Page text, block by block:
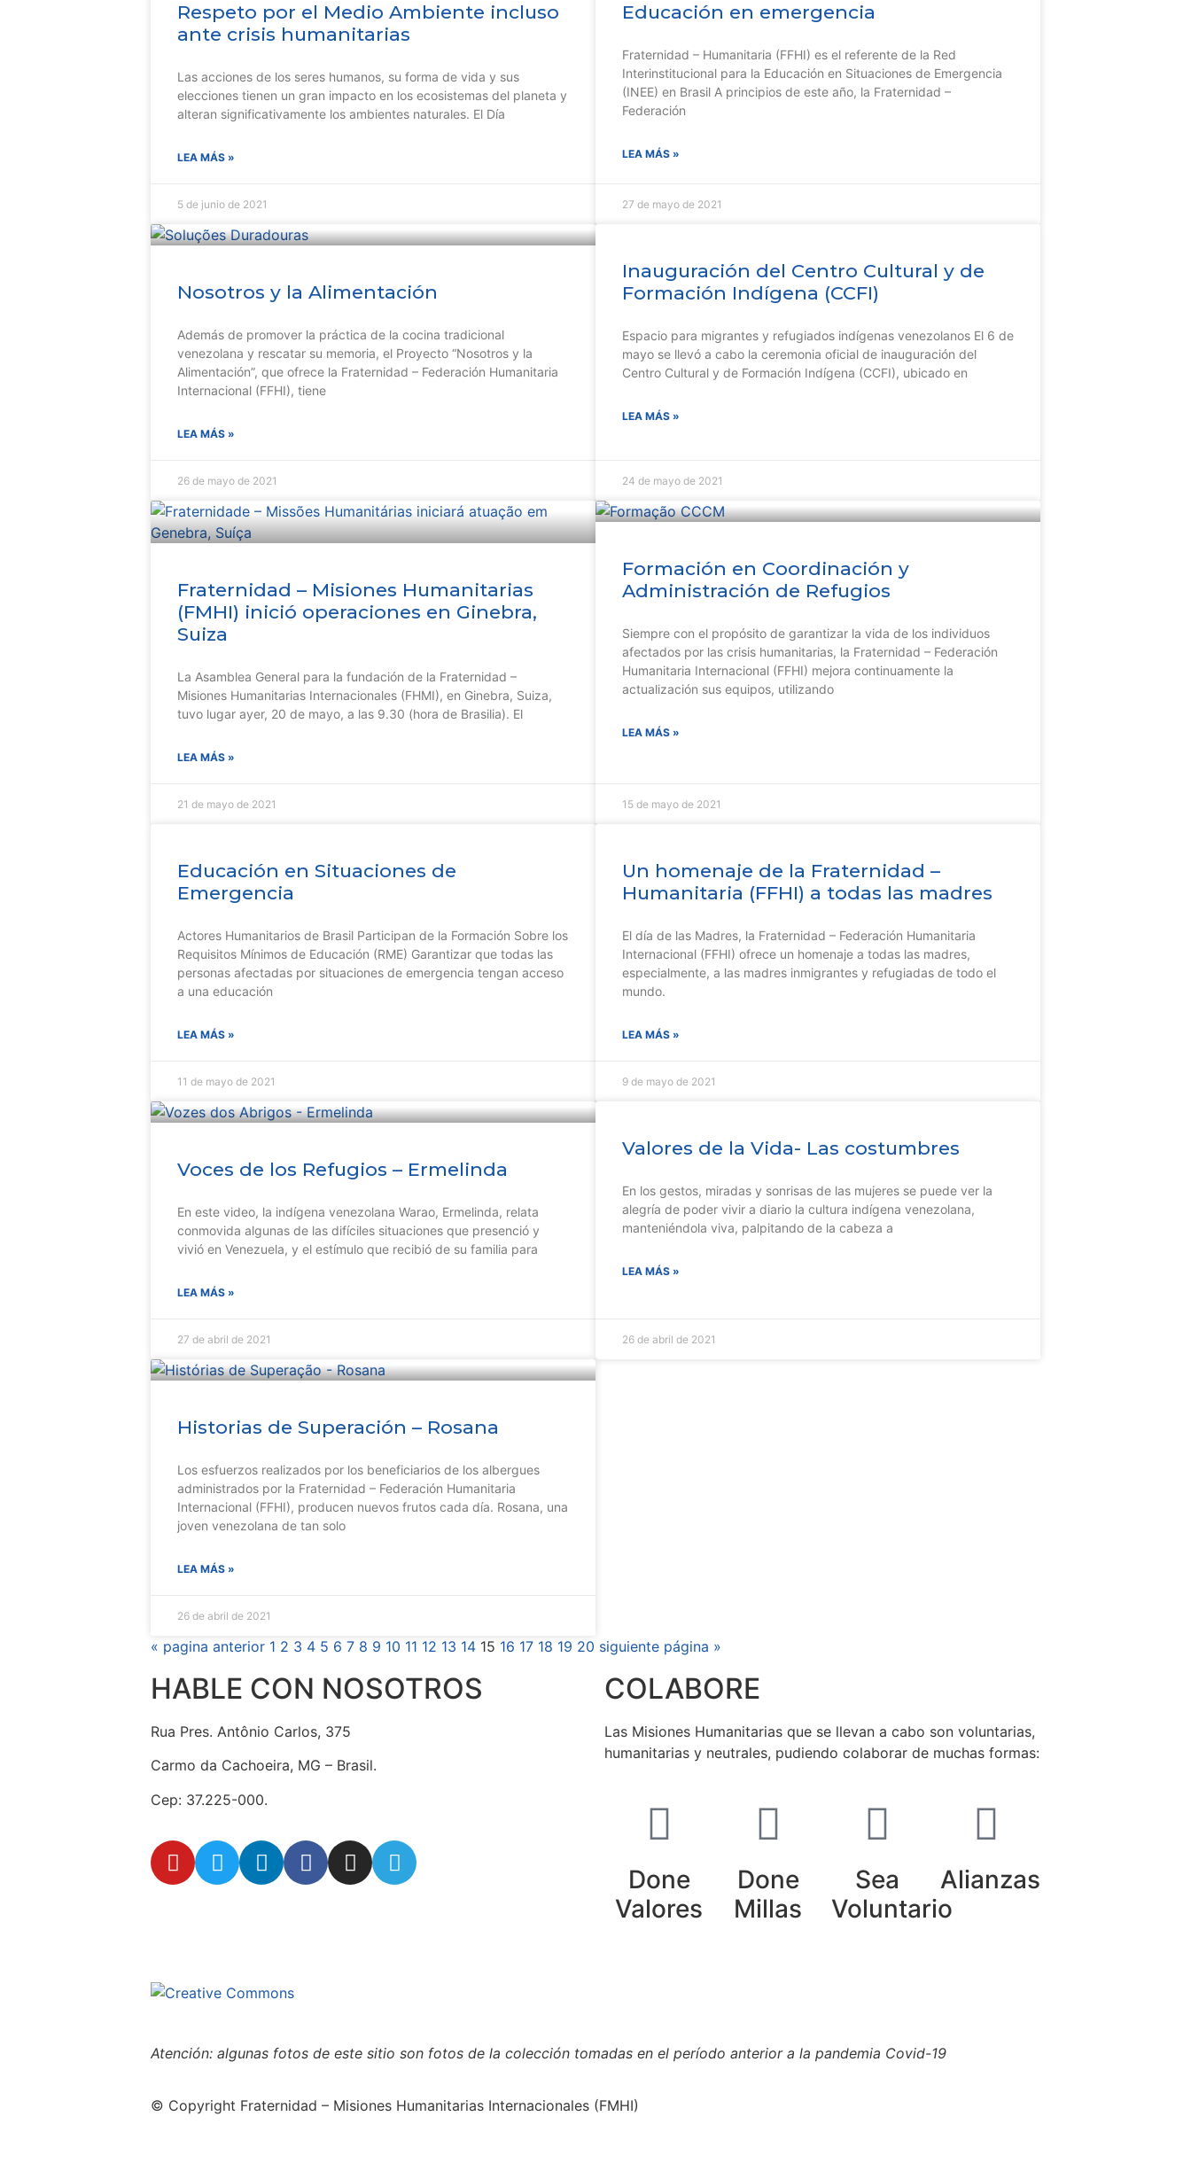
Respeto por el Medio Ambiente incluso
ante crisis humanitarias
Las acciones de los seres humanos, su forma de vida y sus
elecciones tienen un gran impacto en los ecosistemas del planeta y
alteran significativamente los ambientes naturales. El Día
LEA MÁS »
5 de junio de 2021
Educación en emergencia
Fraternidad – Humanitaria (FFHI) es el referente de la Red
Interinstitucional para la Educación en Situaciones de Emergencia
(INEE) en Brasil A principios de este año, la Fraternidad –
Federación
LEA MÁS »
27 de mayo de 2021
Nosotros y la Alimentación
Además de promover la práctica de la cocina tradicional
venezolana y rescatar su memoria, el Proyecto “Nosotros y la
Alimentación”, que ofrece la Fraternidad – Federación Humanitaria
Internacional (FFHI), tiene
LEA MÁS »
26 de mayo de 2021
Inauguración del Centro Cultural y de
Formación Indígena (CCFI)
Espacio para migrantes y refugiados indígenas venezolanos El 6 de
mayo se llevó a cabo la ceremonia oficial de inauguración del
Centro Cultural y de Formación Indígena (CCFI), ubicado en
LEA MÁS »
24 de mayo de 2021
Fraternidad – Misiones Humanitarias
(FMHI) inició operaciones en Ginebra,
Suiza
La Asamblea General para la fundación de la Fraternidad –
Misiones Humanitarias Internacionales (FHMI), en Ginebra, Suiza,
tuvo lugar ayer, 20 de mayo, a las 9.30 (hora de Brasilia). El
LEA MÁS »
21 de mayo de 2021
Formación en Coordinación y
Administración de Refugios
Siempre con el propósito de garantizar la vida de los individuos
afectados por las crisis humanitarias, la Fraternidad – Federación
Humanitaria Internacional (FFHI) mejora continuamente la
actualización sus equipos, utilizando
LEA MÁS »
15 de mayo de 2021
Educación en Situaciones de
Emergencia
Actores Humanitarios de Brasil Participan de la Formación Sobre los
Requisitos Mínimos de Educación (RME) Garantizar que todas las
personas afectadas por situaciones de emergencia tengan acceso
a una educación
LEA MÁS »
11 de mayo de 2021
Un homenaje de la Fraternidad –
Humanitaria (FFHI) a todas las madres
El día de las Madres, la Fraternidad – Federación Humanitaria
Internacional (FFHI) ofrece un homenaje a todas las madres,
especialmente, a las madres inmigrantes y refugiadas de todo el
mundo.
LEA MÁS »
9 de mayo de 2021
Voces de los Refugios – Ermelinda
En este video, la indígena venezolana Warao, Ermelinda, relata
conmovida algunas de las difíciles situaciones que presenció y
vivió en Venezuela, y el estímulo que recibió de su familia para
LEA MÁS »
27 de abril de 2021
Valores de la Vida- Las costumbres
En los gestos, miradas y sonrisas de las mujeres se puede ver la
alegría de poder vivir a diario la cultura indígena venezolana,
manteniéndola viva, palpitando de la cabeza a
LEA MÁS »
26 de abril de 2021
Historias de Superación – Rosana
Los esfuerzos realizados por los beneficiarios de los albergues
administrados por la Fraternidad – Federación Humanitaria
Internacional (FFHI), producen nuevos frutos cada día. Rosana, una
joven venezolana de tan solo
LEA MÁS »
26 de abril de 2021
« pagina anterior 1 2 3 4 5 6 7 8 9 10 11 12 13 14 15 16 17 18 19 20 siguiente página »
HABLE CON NOSOTROS
Rua Pres. Antônio Carlos, 375
Carmo da Cachoeira, MG – Brasil.
Cep: 37.225-000.
COLABORE
Las Misiones Humanitarias que se llevan a cabo son voluntarias,
humanitarias y neutrales, pudiendo colaborar de muchas formas:
Done
Valores
Done
Millas
Sea
Voluntario
Alianzas
Atención: algunas fotos de este sitio son fotos de la colección tomadas en el período anterior a la pandemia Covid-19
© Copyright Fraternidad – Misiones Humanitarias Internacionales (FMHI)